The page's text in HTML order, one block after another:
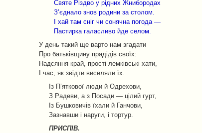
Святе Різдво у рідних Жнибородах
З’єднало знов родини за столом.
І хай там сніг чи сонячна погода —
Пастирка галасливо йде селом.
У день такий ще варто нам згадати
Про батьківщину прадідів своїх:
Надсяння край, прості лемківські хати,
І час, як звідти виселяли їх.
Із П’яткової люди й Одрехови,
З Радеви, а з Посади — цілий гурт,
Із Бушковичів їхали й Ганчови,
Зазнавши і наруги, і тортур.
ПРИСПІВ.